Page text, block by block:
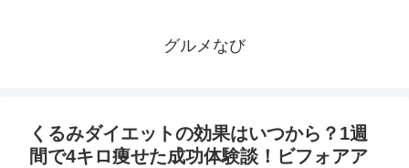
グルメなび
くるみダイエットの効果はいつから？1週
間で4キロ痩せた成功体験談！ビフォアア